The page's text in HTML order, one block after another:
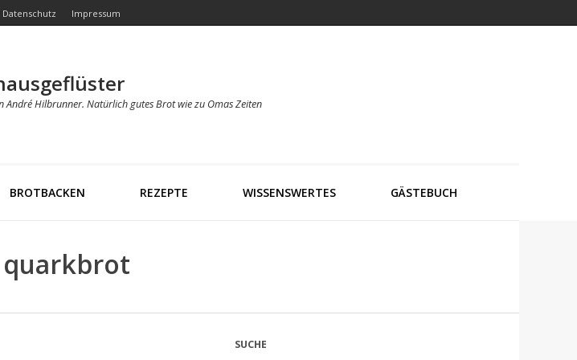
Datenschutz Impressum
André Hilbrunner. Natürlich gutes Brot wie zu Omas Zeiten
BROTBACKEN REZEPTE WISSENSWERTES GÄSTEBUCH
quarkbrot
SUCHE